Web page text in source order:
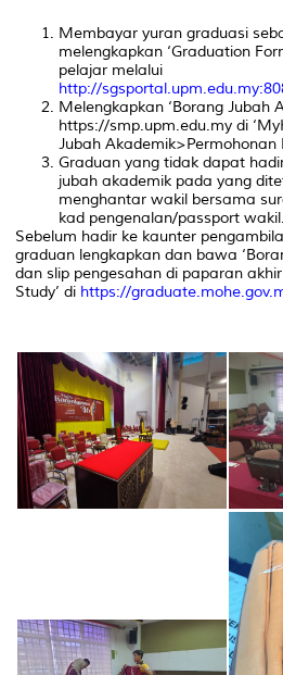
Membayar yuran graduasi
melengkapkan ‘Graduation
pelajar melalui
http://
Melengkapkan ‘Borang Jubah
https://smp.upm.edu.my di
Jubah Akademik>Permohonan
Graduan yang tidak dapat
jubah akademik pada yang
menghantar wakil bersama
kad pengenalan/passport wakil.
Sebelum hadir ke kaunter
graduan lengkapkan dan bawa
dan slip pengesahan di paparan
Study’ di https://